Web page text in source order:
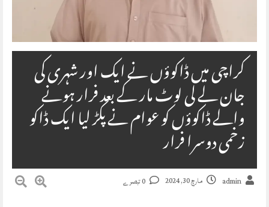
کراچی میں ڈاکوؤں نے ایک اور شہری کی
جان لے لی لوٹ مار کے بعد فرار ہونے
والے ڈاکوؤں کو عوام نے پکڑ لیا ایک ڈاکو
زخمی دوسرا فرار
admin مارچ 30, 2024